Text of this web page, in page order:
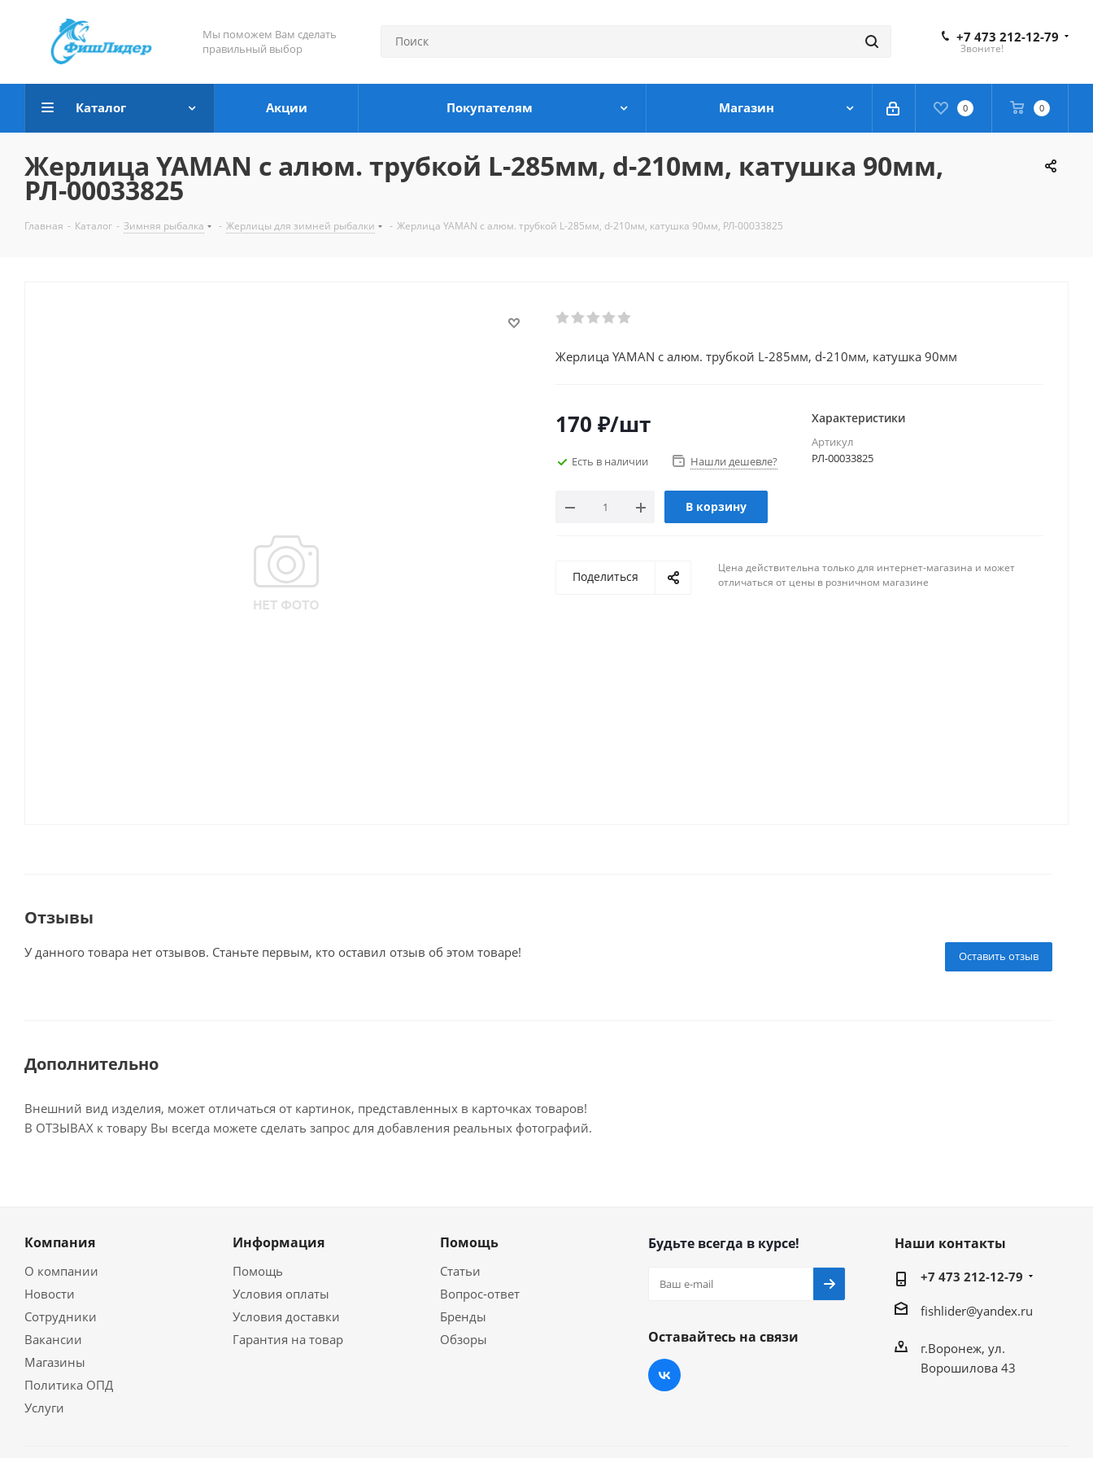
Мы поможем Вам сделать
правильный выбор
+7 473 212-12-79
Звоните!
0 0
Каталог Акции Покупателям Магазин
Жерлица YAMAN с алюм. трубкой L-285мм, d-210мм, катушка 90мм,
РЛ-00033825
Главная - Каталог - Зимняя рыбалка - Жерлицы для зимней рыбалки - Жерлица YAMAN с алюм. трубкой L-285мм, d-210мм, катушка 90мм, РЛ-00033825
Жерлица YAMAN с алюм. трубкой L-285мм, d-210мм, катушка 90мм
170 ₽/шт
Есть в наличии Нашли дешевле?
В корзину
Характеристики
Артикул
РЛ-00033825
Поделиться
Цена действительна только для интернет-магазина и может
отличаться от цены в розничном магазине
Отзывы
Оставить отзыв
У данного товара нет отзывов. Станьте первым, кто оставил отзыв об этом товаре!
Дополнительно
Внешний вид изделия, может отличаться от картинок, представленных в карточках товаров!
В ОТЗЫВАХ к товару Вы всегда можете сделать запрос для добавления реальных фотографий.
Компания
О компании
Новости
Сотрудники
Вакансии
Магазины
Политика ОПД
Услуги
Информация
Помощь
Условия оплаты
Условия доставки
Гарантия на товар
Помощь
Статьи
Вопрос-ответ
Бренды
Обзоры
Будьте всегда в курсе!
Оставайтесь на связи
Наши контакты
+7 473 212-12-79
fishlider@yandex.ru
г.Воронеж, ул.
Ворошилова 43